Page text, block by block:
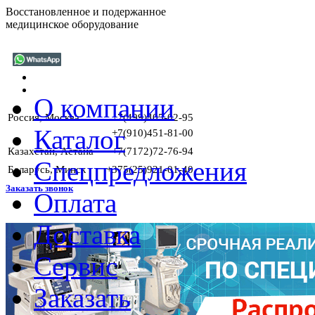
Восстановленное и подержанное
медицинское оборудование
Россия, Москва
+7(499)405-02-95
+7(910)451-81-00
Казахстан, Астана
+7(7172)72-76-94
Беларусь, Минск
+375(25)921-01-40
Заказать звонок
О компании
Каталог
Спецпредложения
Оплата
Доставка
Сервис
Заказать